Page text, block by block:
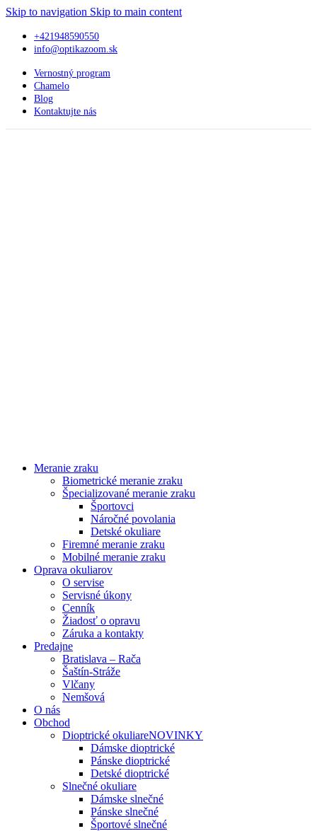
Skip to navigation Skip to main content
+421948590550
info@optikazoom.sk
Vernostný program
Chamelo
Blog
Kontaktujte nás
Meranie zraku
Biometrické meranie zraku
Špecializované meranie zraku
Športovci
Náročné povolania
Detské okuliare
Firemné meranie zraku
Mobilné meranie zraku
Oprava okuliarov
O servise
Servisné úkony
Cenník
Žiadosť o opravu
Záruka a kontakty
Predajne
Bratislava – Rača
Šaštín-Stráže
Vlčany
Nemšová
O nás
Obchod
Dioptrické okuliareNOVINKY
Dámske dioptrické
Pánske dioptrické
Detské dioptrické
Slnečné okuliare
Dámske slnečné
Pánske slnečné
Športové slnečné